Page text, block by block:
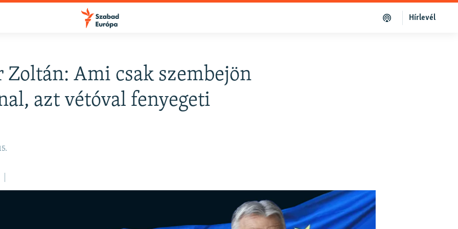
Hírlevél
Zoltán: Ami csak szembejön
azt vétóval fenyegeti
FELIRATKOZÁS